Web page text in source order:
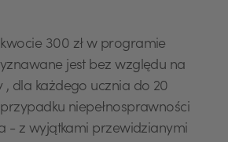
300 zł w programie
jest bez względu na
, dla każdego ucznia do 20
niepełnosprawności
- z wyjątkami przewidzianymi